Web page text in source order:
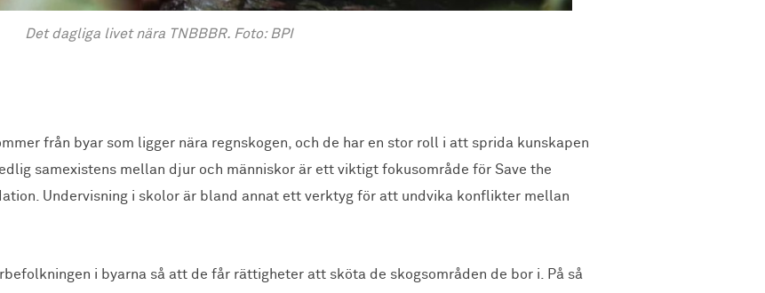
Det dagliga livet nära TNBBBR. Foto: BPI
från byar som ligger nära regnskogen, och de har en stor roll i att sprida kunskapen
samexistens mellan djur och människor är ett viktigt fokusområde för Save the
Undervisning i skolor är bland annat ett verktyg för att undvika konflikter mellan
i byarna så att de får rättigheter att sköta de skogsområden de bor i. På så